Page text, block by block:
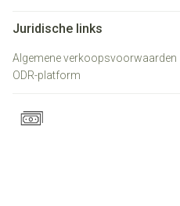
Juridische links
Algemene verkoopsvoorwaarden
ODR-platform